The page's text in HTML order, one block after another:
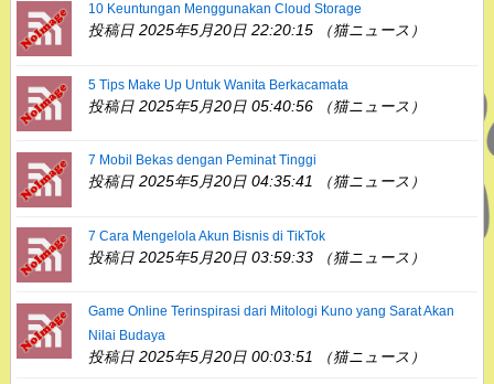
10 Keuntungan Menggunakan Cloud Storage
投稿日 2025年5月20日 22:20:15 （猫ニュース）
5 Tips Make Up Untuk Wanita Berkacamata
投稿日 2025年5月20日 05:40:56 （猫ニュース）
7 Mobil Bekas dengan Peminat Tinggi
投稿日 2025年5月20日 04:35:41 （猫ニュース）
7 Cara Mengelola Akun Bisnis di TikTok
投稿日 2025年5月20日 03:59:33 （猫ニュース）
Game Online Terinspirasi dari Mitologi Kuno yang Sarat Akan
Nilai Budaya
投稿日 2025年5月20日 00:03:51 （猫ニュース）